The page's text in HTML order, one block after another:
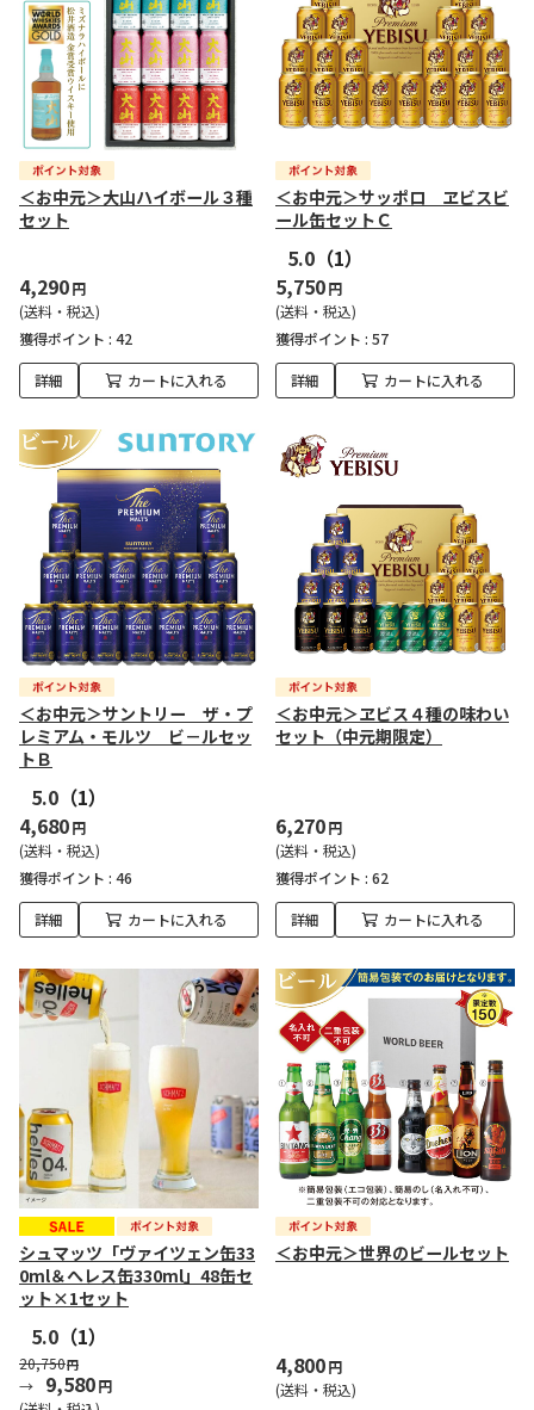
＜お中元＞大山ハイボール３種
セット
4,290円
(送料・税込)
獲得ポイント : 42
詳細 カートに入れる
＜お中元＞サッポロ ヱビスビ
ール缶セットＣ
5.0 （1）
5,750円
(送料・税込)
獲得ポイント : 57
詳細 カートに入れる
＜お中元＞サントリー ザ・プ
レミアム・モルツ ビ－ルセッ
トＢ
5.0 （1）
4,680円
(送料・税込)
獲得ポイント : 46
詳細 カートに入れる
＜お中元＞ヱビス４種の味わい
セット（中元期限定）
6,270円
(送料・税込)
獲得ポイント : 62
詳細 カートに入れる
シュマッツ「ヴァイツェン缶33
0ml＆へレス缶330ml」48缶セ
ット×1セット
5.0 （1）
20,750円
9,580円
＜お中元＞世界のビールセット
4,800円
(送料・税込)